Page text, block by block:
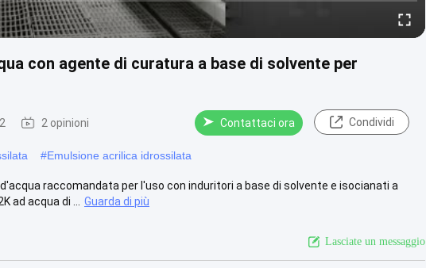
con agente di curatura a base di solvente per
2 opinioni Contattaci ora Condividi
#Emulsione acrilica idrossilata
raccomandata per l'uso con induritori a base di solvente e isocianati a
ad acqua di ...
Guarda di più
Lasciate un messaggio